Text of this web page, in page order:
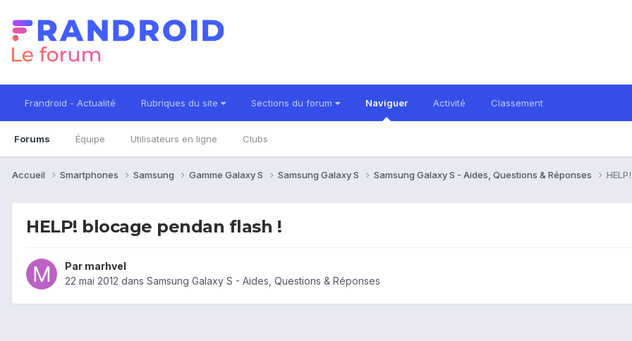
Frandroid - Actualité Rubriques du site Sections du forum Naviguer
Forums Équipe Utilisateurs en ligne Clubs
Activité Classement
Accueil Smartphones Samsung Gamme Galaxy S Samsung Galaxy S Samsung Galaxy S - Aides, Questions & Réponses
HELP! blocage pendan flash !
Par marhvel
22 mai 2012 dans Samsung Galaxy S - Aides, Questions & Réponses